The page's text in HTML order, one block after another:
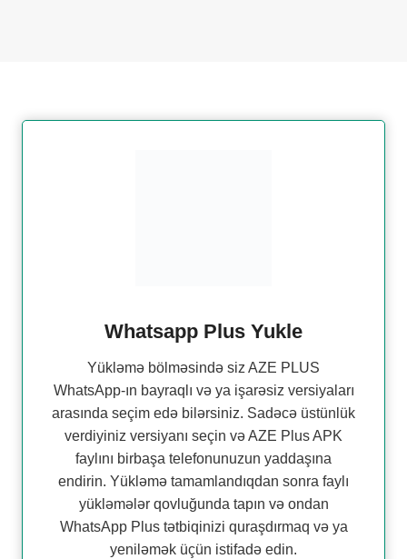
Whatsapp Plus Yukle
Yükləmə bölməsində siz AZE PLUS
WhatsApp-ın bayraqlı və ya işarəsiz versiyaları
arasında seçim edə bilərsiniz. Sadəcə üstünlük
verdiyiniz versiyanı seçin və AZE Plus APK
faylını birbaşa telefonunuzun yaddaşına
endirin. Yükləmə tamamlandıqdan sonra faylı
yükləmələr qovluğunda tapın və ondan
WhatsApp Plus tətbiqinizi quraşdırmaq və ya
yeniləmək üçün istifadə edin.